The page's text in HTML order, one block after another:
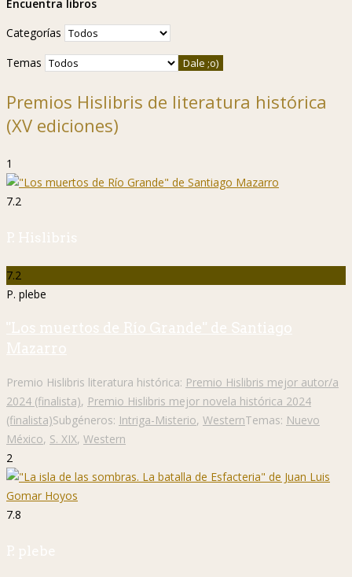
Encuentra libros
Categorías
Temas
Premios Hislibris de literatura histórica
(XV ediciones)
1
7.2
P. Hislibris
7.2
P. plebe
"Los muertos de Río Grande" de Santiago
Mazarro
Premio Hislibris literatura histórica: Premio Hislibris mejor autor/a
2024 (finalista), Premio Hislibris mejor novela histórica 2024
(finalista)Subgéneros: Intriga-Misterio, WesternTemas: Nuevo
México, S. XIX, Western
2
7.8
P. plebe